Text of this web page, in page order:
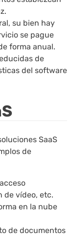
su bien hay
se pague
forma anual.
de
del software
SaaS
de
de vídeo, etc.
en la nube
de documentos